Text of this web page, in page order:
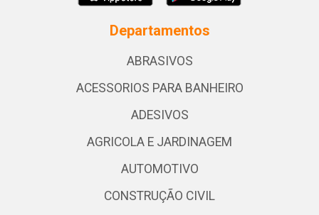
Departamentos
ABRASIVOS
ACESSORIOS PARA BANHEIRO
ADESIVOS
AGRICOLA E JARDINAGEM
AUTOMOTIVO
CONSTRUÇÃO CIVIL